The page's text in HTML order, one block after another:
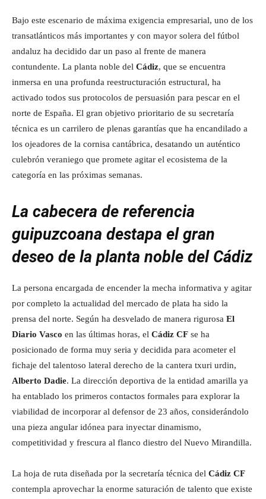
Bajo este escenario de máxima exigencia empresarial, uno de los
transatlánticos más importantes y con mayor solera del fútbol
andaluz ha decidido dar un paso al frente de manera
contundente. La planta noble del Cádiz, que se encuentra
inmersa en una profunda reestructuración estructural, ha
activado todos sus protocolos de persuasión para pescar en el
norte de España. El gran objetivo prioritario de su secretaría
técnica es un carrilero de plenas garantías que ha encandilado a
los ojeadores de la cornisa cantábrica, desatando un auténtico
culebrón veraniego que promete agitar el ecosistema de la
categoría en las próximas semanas.
La cabecera de referencia
guipuzcoana destapa el gran
deseo de la planta noble del Cádiz
La persona encargada de encender la mecha informativa y agitar
por completo la actualidad del mercado de plata ha sido la
prensa del norte. Según ha desvelado de manera rigurosa El
Diario Vasco en las últimas horas, el Cádiz CF se ha
posicionado de forma muy seria y decidida para acometer el
fichaje del talentoso lateral derecho de la cantera txuri urdin,
Alberto Dadie. La dirección deportiva de la entidad amarilla ya
ha entablado los primeros contactos formales para explorar la
viabilidad de incorporar al defensor de 23 años, considerándolo
una pieza angular idónea para inyectar dinamismo,
competitividad y frescura al flanco diestro del Nuevo Mirandilla.
La hoja de ruta diseñada por la secretaría técnica del Cádiz CF
contempla aprovechar la enorme saturación de talento que existe